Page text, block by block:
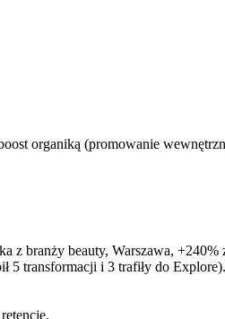
organiką (promowanie
z branży beauty, Warszawa, +240%
5 transformacji i 3 trafiły do Explore).